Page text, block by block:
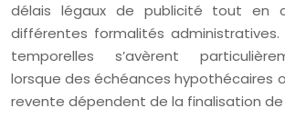
délais légaux de publicité tout en
différentes formalités
temporelles s’avèrent
lorsque des échéances hypothécaires
revente dépendent de la finalisation de